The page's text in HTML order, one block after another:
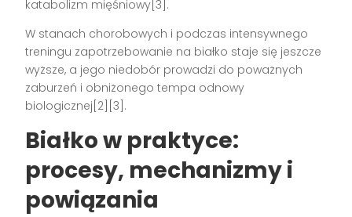
katabolizm mięśniowy[3].
W stanach chorobowych i podczas intensywnego
treningu zapotrzebowanie na białko staje się jeszcze
wyższe, a jego niedobór prowadzi do poważnych
zaburzeń i obniżonego tempa odnowy
biologicznej[2][3].
Białko w praktyce:
procesy, mechanizmy i
powiązania